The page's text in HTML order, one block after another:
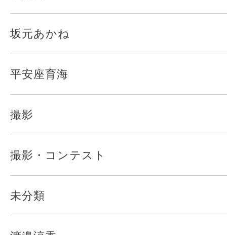
坂元あかね
平安座育海
撮影
撮影・コンテスト
未分類